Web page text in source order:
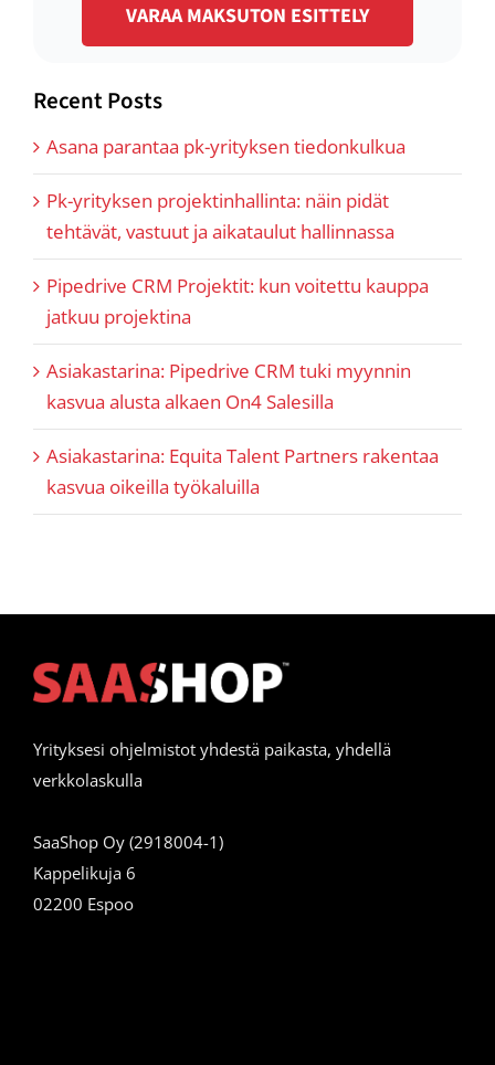
VARAA MAKSUTON ESITTELY
Recent Posts
Asana parantaa pk-yrityksen tiedonkulkua
Pk-yrityksen projektinhallinta: näin pidät
tehtävät, vastuut ja aikataulut hallinnassa
Pipedrive CRM Projektit: kun voitettu kauppa
jatkuu projektina
Asiakastarina: Pipedrive CRM tuki myynnin
kasvua alusta alkaen On4 Salesilla
Asiakastarina: Equita Talent Partners rakentaa
kasvua oikeilla työkaluilla
Yrityksesi ohjelmistot yhdestä paikasta, yhdellä
verkkolaskulla
SaaShop Oy (2918004-1)
Kappelikuja 6
02200 Espoo